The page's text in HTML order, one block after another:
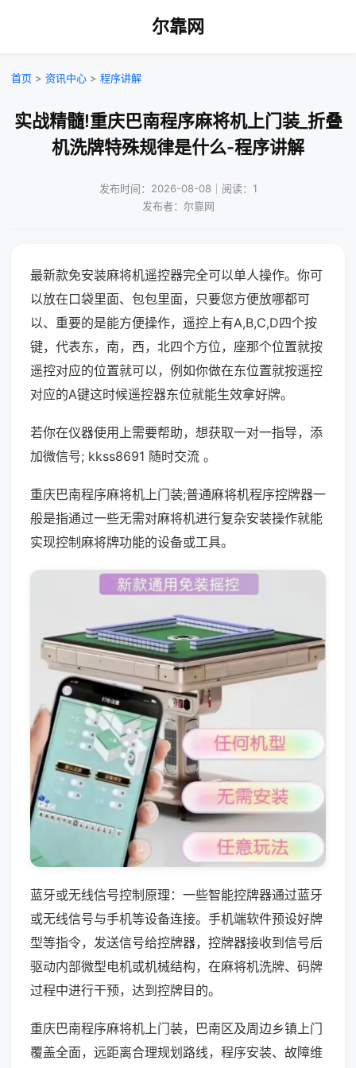
尔靠网
首页 > 资讯中心 > 程序讲解
实战精髓!重庆巴南程序麻将机上门装_折叠
机洗牌特殊规律是什么-程序讲解
发布时间：2026-08-08｜阅读：1
发布者：尔靠网
最新款免安装麻将机遥控器完全可以单人操作。你可
以放在口袋里面、包包里面，只要您方便放哪都可
以、重要的是能方便操作，遥控上有A,B,C,D四个按
键，代表东，南，西，北四个方位，座那个位置就按
遥控对应的位置就可以，例如你做在东位置就按遥控
对应的A键这时候遥控器东位就能生效拿好牌。
若你在仪器使用上需要帮助，想获取一对一指导，添
加微信号; kkss8691 随时交流 。
重庆巴南程序麻将机上门装;普通麻将机程序控牌器一
般是指通过一些无需对麻将机进行复杂安装操作就能
实现控制麻将牌功能的设备或工具。
蓝牙或无线信号控制原理：一些智能控牌器通过蓝牙
或无线信号与手机等设备连接。手机端软件预设好牌
型等指令，发送信号给控牌器，控牌器接收到信号后
驱动内部微型电机或机械结构，在麻将机洗牌、码牌
过程中进行干预，达到控牌目的。
重庆巴南程序麻将机上门装，巴南区及周边乡镇上门
覆盖全面，远距离合理规划路线，程序安装、故障维